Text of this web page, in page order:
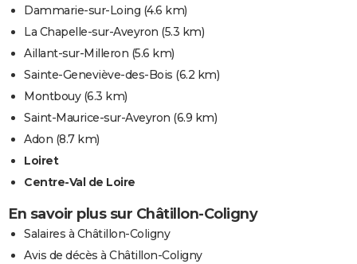
Dammarie-sur-Loing (4.6 km)
La Chapelle-sur-Aveyron (5.3 km)
Aillant-sur-Milleron (5.6 km)
Sainte-Geneviève-des-Bois (6.2 km)
Montbouy(6.3 km)
Saint-Maurice-sur-Aveyron (6.9 km)
Adon (8.7 km)
Loiret
Centre-Val de Loire
En savoir plus sur Châtillon-Coligny
Salaires à Châtillon-Coligny
Avis de décès à Châtillon-Coligny